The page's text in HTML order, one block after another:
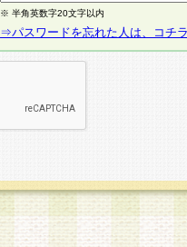
※ 半角英数字20文字以内
⇒パスワードを忘れた人は、コチ